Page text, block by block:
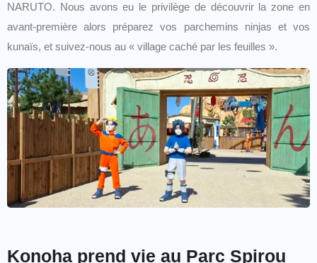
NARUTO. Nous avons eu le privilège de découvrir la zone en
avant-première alors préparez vos parchemins ninjas et vos
kunaïs, et suivez-nous au « village caché par les feuilles ».
Konoha prend vie au Parc Spirou